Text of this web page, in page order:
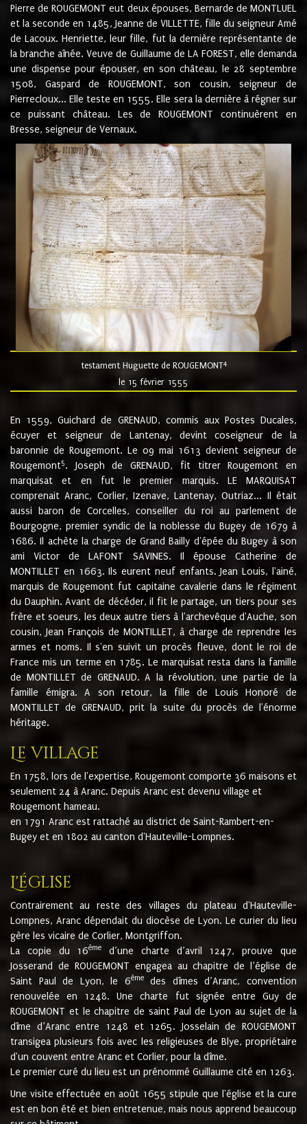
Pierre de ROUGEMONT eut deux épouses, Bernarde de MONTLUEL
et la seconde en 1485, Jeanne de VILLETTE, fille du seigneur Amé
de Lacoux. Henriette, leur fille, fut la dernière représentante de
la branche aînée. Veuve de Guillaume de LA FOREST, elle demanda
une dispense pour épouser, en son château, le 28 septembre
1508, Gaspard de ROUGEMONT, son cousin, seigneur de
Pierrecloux... Elle teste en 1555. Elle sera la dernière à régner sur
ce puissant château. Les de ROUGEMONT continuèrent en
Bresse, seigneur de Vernaux.
testament Huguette de ROUGEMONT4
le 15 février 1555
En 1559, Guichard de GRENAUD, commis aux Postes Ducales,
écuyer et seigneur de Lantenay, devint coseigneur de la
baronnie de Rougemont. Le 09 mai 1613 devient seigneur de
Rougemont5. Joseph de GRENAUD, fit titrer Rougemont en
marquisat et en fut le premier marquis. LE MARQUISAT
comprenait Aranc, Corlier, Izenave, Lantenay, Outriaz... Il était
aussi baron de Corcelles, conseiller du roi au parlement de
Bourgogne, premier syndic de la noblesse du Bugey de 1679 à
1686. Il achète la charge de Grand Bailly d'épée du Bugey à son
ami Victor de LAFONT SAVINES. Il épouse Catherine de
MONTILLET en 1663. Ils eurent neuf enfants. Jean Louis, l'ainé,
marquis de Rougemont fut capitaine cavalerie dans le régiment
du Dauphin. Avant de décéder, il fit le partage, un tiers pour ses
frère et soeurs, les deux autre tiers à l'archevêque d'Auche, son
cousin, Jean François de MONTILLET, à charge de reprendre les
armes et noms. Il s'en suivit un procès fleuve, dont le roi de
France mis un terme en 1785. Le marquisat resta dans la famille
de MONTILLET de GRENAUD. A la révolution, une partie de la
famille émigra. A son retour, la fille de Louis Honoré de
MONTILLET de GRENAUD, prit la suite du procès de l'énorme
héritage.
Le village
En 1758, lors de l'expertise, Rougemont comporte 36 maisons et
seulement 24 à Aranc. Depuis Aranc est devenu village et
Rougemont hameau.
en 1791 Aranc est rattaché au district de Saint-Rambert-en-
Bugey et en 1802 au canton d'Hauteville-Lompnes.
L'église
Contrairement au reste des villages du plateau d'Hauteville-
Lompnes, Aranc dépendait du diocèse de Lyon. Le curier du lieu
gère les vicaire de Corlier, Montgriffon.
La copie du 16ème
d’une charte d’avril 1247, prouve que
Josserand de ROUGEMONT engagea au chapitre de l’église de
Saint Paul de Lyon, le 6èmedes dîmes d’Aranc, convention
renouvelée en 1248. Une charte fut signée entre Guy de
ROUGEMONT et le chapitre de saint Paul de Lyon au sujet de la
dîme d’Aranc entre 1248 et 1265. Josselain de ROUGEMONT
transigea plusieurs fois avec les religieuses de Blye, propriétaire
d'un couvent entre Aranc et Corlier, pour la dîme.
Le premier curé du lieu est un prénommé Guillaume cité en 1263.
Une visite effectuée en août 1655 stipule que l'église et la cure
est en bon été et bien entretenue, mais nous apprend beaucoup